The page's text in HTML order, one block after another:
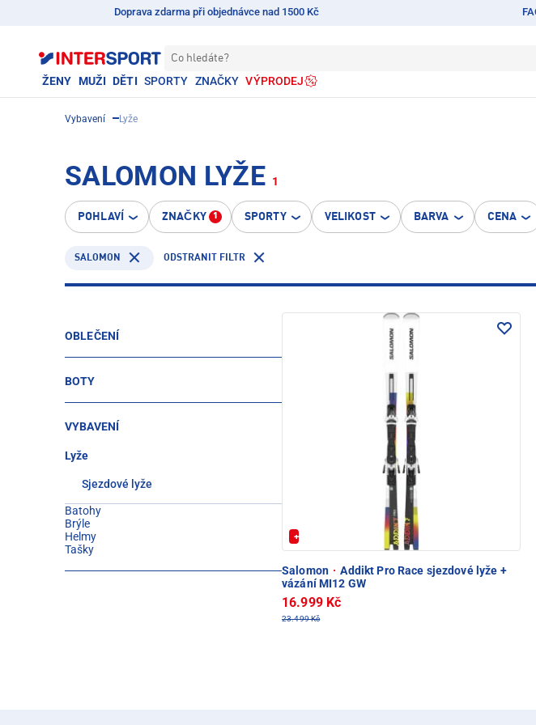
Doprava zdarma při objednávce nad 1500 Kč
Co hledáte?
ŽENY MUŽI DĚTI SPORTY ZNAČKY VÝPRODEJ
Vybavení Lyže
SALOMON LYŽE 1
POHLAVÍ ZNAČKY 1 SPORTY VELIKOST BARVA CENA
SALOMON ODSTRANIT FILTR
OBLEČENÍ
BOTY
VYBAVENÍ
Lyže
Sjezdové lyže
Batohy
Brýle
Helmy
Tašky
+ Extra Sleva 20%
Salomon · Addikt Pro Race sjezdové lyže +
vázání MI12 GW
16.999 Kč
23.499 Kč